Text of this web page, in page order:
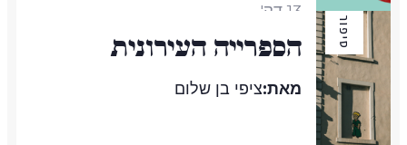
13 דק'
סיפור הספרייה העירונית
מאת:ציפי בן שלום